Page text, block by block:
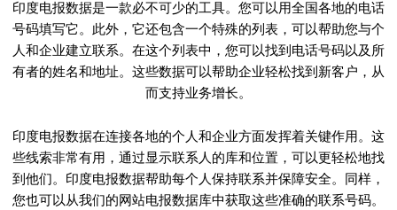
印度电报数据是一款必不可少的工具。您可以用全国各地的电话
号码填写它。此外，它还包含一个特殊的列表，可以帮助您与个
人和企业建立联系。在这个列表中，您可以找到电话号码以及所
有者的姓名和地址。这些数据可以帮助企业轻松找到新客户，从
而支持业务增长。
印度电报数据在连接各地的个人和企业方面发挥着关键作用。这
些线索非常有用，通过显示联系人的库和位置，可以更轻松地找
到他们。印度电报数据帮助每个人保持联系并保障安全。同样，
您也可以从我们的网站电报数据库中获取这些准确的联系号码。